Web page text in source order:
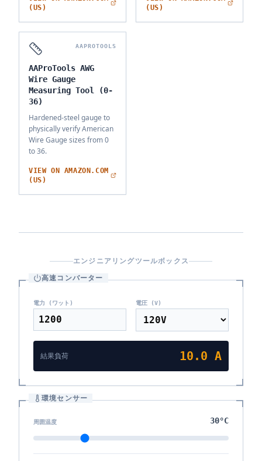
(US)
(US)
AAPROTOOLS
AAProTools AWG
Wire Gauge
Measuring Tool (0-
36)
Hardened-steel gauge to
physically verify American
Wire Gauge sizes from 0
to 36.
VIEW ON AMAZON.COM
(US)
エンジニアリングツールボックス
高速コンバーター
電力 (ワット) 電圧 (V)
結果負荷 10.0 A
環境センサー
周囲温度 30°C